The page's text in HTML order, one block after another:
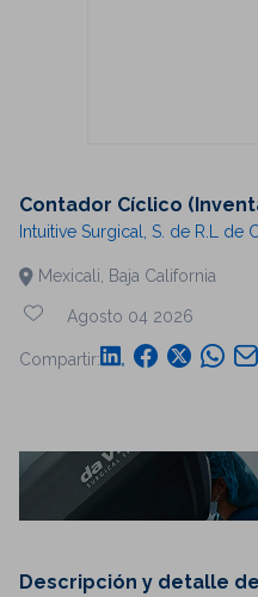
Contador Cíclico
Intuitive Surgical, S. de R.L de
Mexicali, Baja California
Agosto 04 2026
Compartir:
Descripción y detalle